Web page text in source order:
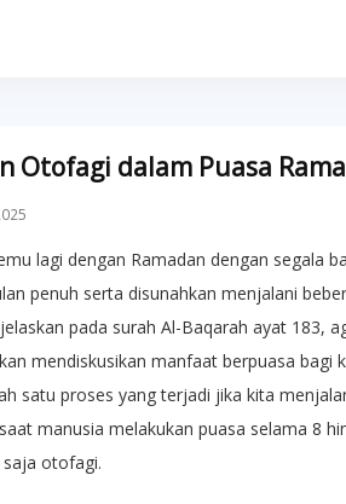
Otofagi dalam Puasa
lagi dengan Ramadan dengan segala
penuh serta disunahkan menjalani
pada surah Al-Baqarah ayat 183,
mendiskusikan manfaat berpuasa bagi
satu proses yang terjadi jika kita
manusia melakukan puasa selama 8
otofagi.